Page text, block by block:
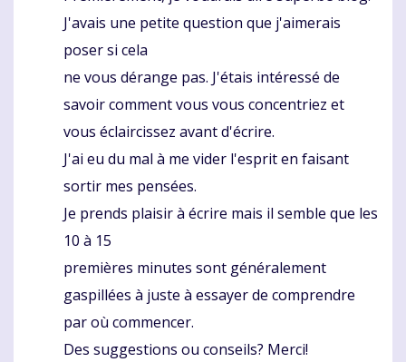
J'avais une petite question que j'aimerais
poser si cela
ne vous dérange pas. J'étais intéressé de
savoir comment vous vous concentriez et
vous éclaircissez avant d'écrire.
J'ai eu du mal à me vider l'esprit en faisant
sortir mes pensées.
Je prends plaisir à écrire mais il semble que les
10 à 15
premières minutes sont généralement
gaspillées à juste à essayer de comprendre
par où commencer.
Des suggestions ou conseils? Merci!